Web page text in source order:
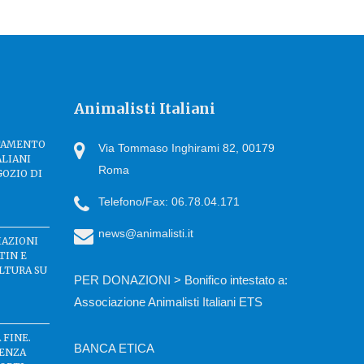
DI
E
SU
FINE.
Animalisti Italiani
Via Tommaso Inghirami 82, 00179
Roma
Telefono/Fax: 06.78.04.171
news@animalisti.it
PER DONAZIONI > Bonifico intestato a:
Associazione Animalisti Italiani ETS
BANCA ETICA